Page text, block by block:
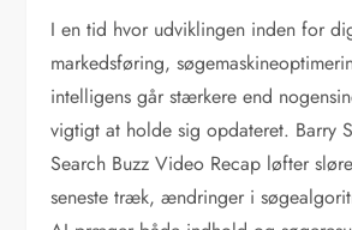
I en tid hvor udviklingen inden for
markedsføring,
intelligens går stærkere end
vigtigt at holde sig opdateret. Barry
Search Buzz Video Recap løfter
seneste træk, ændringer i